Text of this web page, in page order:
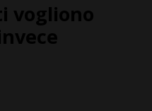
vogliono